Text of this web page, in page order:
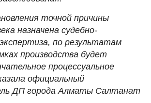
точной причины
назначена судебно-
по результатам
производства будет
процессуальное
официальный
ДП города Алматы Салтанат